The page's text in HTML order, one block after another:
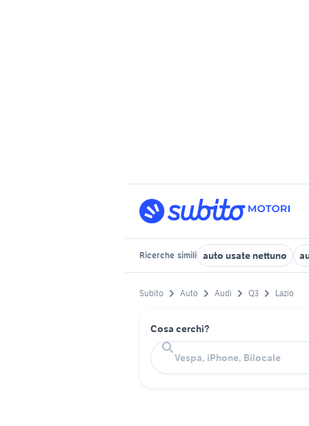
Ricerche simili auto usate nettuno
Subito Auto Audi Q3 Lazio
Cosa cerchi?